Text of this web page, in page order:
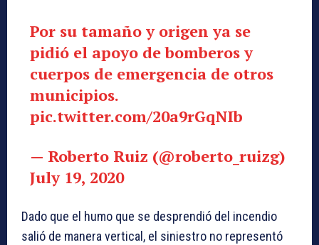
Por su tamaño y origen ya se
pidió el apoyo de bomberos y
cuerpos de emergencia de otros
municipios.
pic.twitter.com/20a9rGqNIb
— Roberto Ruiz (@roberto_ruizg)
July 19, 2020
Dado que el humo que se desprendió del incendio
salió de manera vertical, el siniestro no representó